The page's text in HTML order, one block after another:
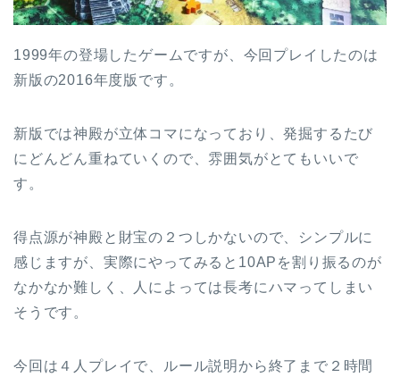
1999年の登場したゲームですが、今回プレイしたのは
新版の2016年度版です。
新版では神殿が立体コマになっており、発掘するたび
にどんどん重ねていくので、雰囲気がとてもいいで
す。
得点源が神殿と財宝の２つしかないので、シンプルに
感じますが、実際にやってみると10APを割り振るのが
なかなか難しく、人によっては長考にハマってしまい
そうです。
今回は４人プレイで、ルール説明から終了まで２時間